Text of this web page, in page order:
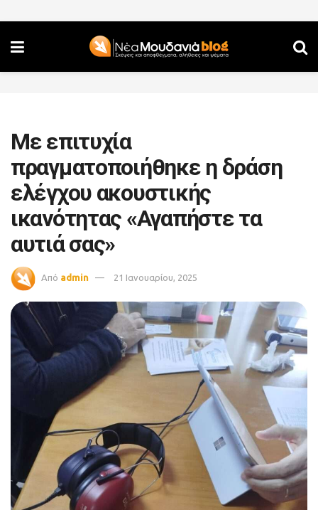
Με επιτυχία
πραγματοποιήθηκε η δράση
ελέγχου ακουστικής
ικανότητας «Αγαπήστε τα
αυτιά σας»
Από admin 21 Ιανουαρίου, 2025